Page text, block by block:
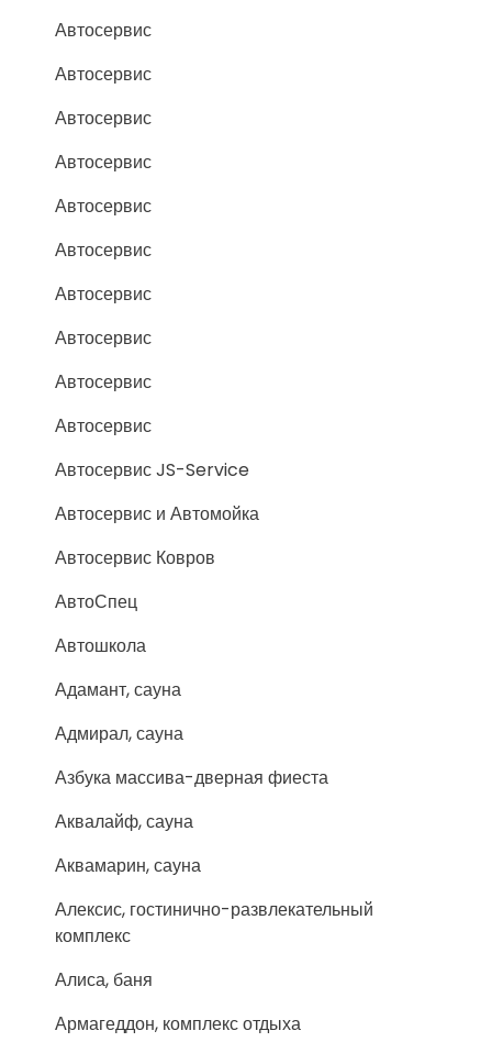
Автосервис
Автосервис
Автосервис
Автосервис
Автосервис
Автосервис
Автосервис
Автосервис
Автосервис
Автосервис
Автосервис JS-Service
Автосервис и Автомойка
Автосервис Ковров
АвтоСпец
Автошкола
Адамант, сауна
Адмирал, сауна
Азбука массива-дверная фиеста
Аквалайф, сауна
Аквамарин, сауна
Алексис, гостинично-развлекательный
комплекс
Алиса, баня
Армагеддон, комплекс отдыха